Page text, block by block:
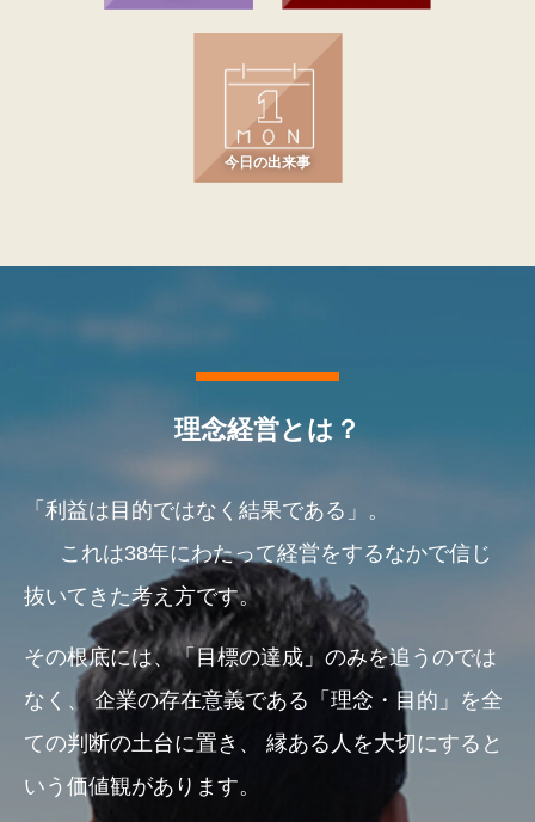
今日の出来事
理念経営とは？
「利益は目的ではなく結果である」。
これは38年にわたって経営をするなかで信じ
抜いてきた考え方です。
その根底には、「目標の達成」のみを追うのでは
なく、企業の存在意義である「理念・目的」を全
ての判断の土台に置き、
縁ある人を大切にすると
いう価値観があります。